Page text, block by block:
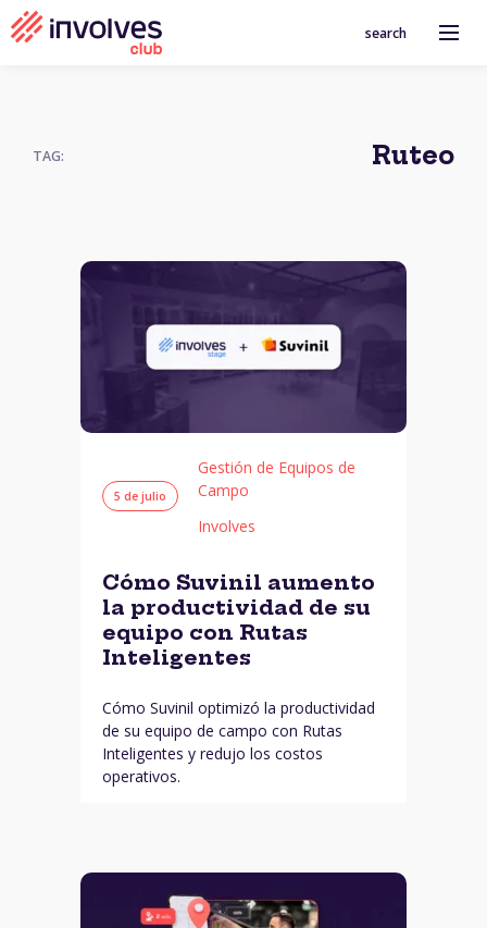
search
TAG: Ruteo
5 de julio
Gestión de Equipos de
Campo
Involves
Cómo Suvinil aumento
la productividad de su
equipo con Rutas
Inteligentes
Cómo Suvinil optimizó la productividad
de su equipo de campo con Rutas
Inteligentes y redujo los costos
operativos.